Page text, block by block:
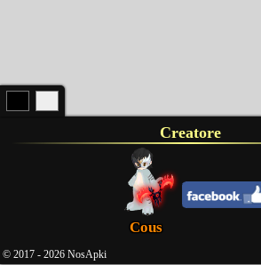
Creatore
Cous
© 2017 - 2026 NosApki